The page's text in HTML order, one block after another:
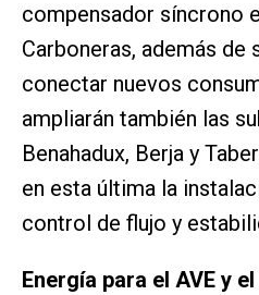
compensador síncrono
Carboneras, además de
conectar nuevos
ampliarán también las
Benahadux, Berja y
en esta última la
control de flujo y
Energía para el AVE y